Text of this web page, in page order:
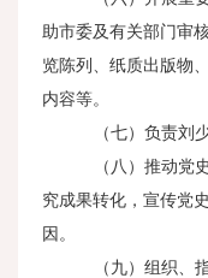
助市委及有关部门审
览陈列、纸质出版物
内容等。
（七）负责刘
（八）推动党
究成果转化，宣传党
因。
（九）组织、